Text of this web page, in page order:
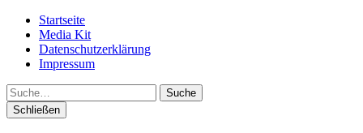
Startseite
Media Kit
Datenschutzerklärung
Impressum
Suche
Schließen